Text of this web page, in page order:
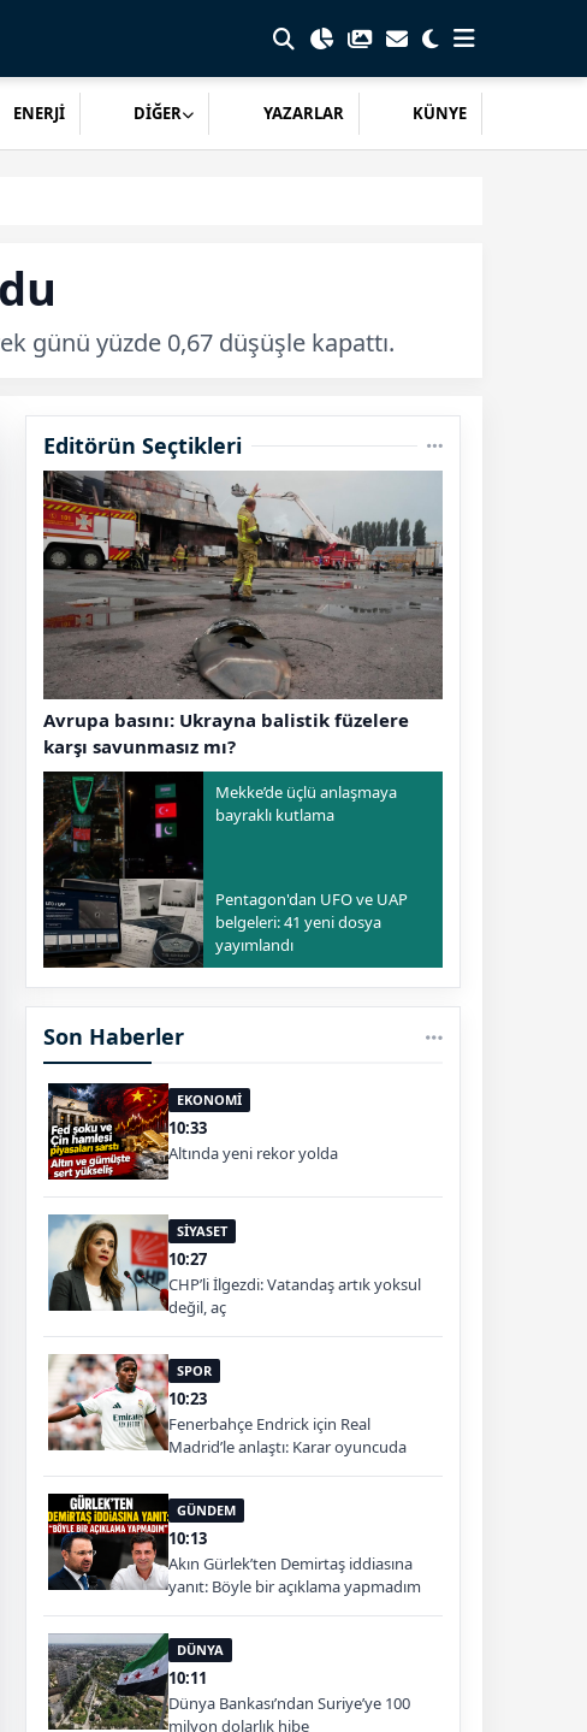
ENERJİ DİĞER YAZARLAR KÜNYE
günü yüzde 0,67 düşüşle kapattı.
Editörün Seçtikleri
Avrupa basını: Ukrayna balistik füzelere
karşı savunmasız mı?
Mekke’de üçlü anlaşmaya
bayraklı kutlama
Pentagon'dan UFO ve UAP
belgeleri: 41 yeni dosya
yayımlandı
Son Haberler
EKONOMİ
10:33
Altında yeni rekor yolda
SİYASET
10:27
CHP’li İlgezdi: Vatandaş artık yoksul
değil, aç
SPOR
10:23
Fenerbahçe Endrick için Real
Madrid’le anlaştı: Karar oyuncuda
GÜNDEM
10:13
Akın Gürlek’ten Demirtaş iddiasına
yanıt: Böyle bir açıklama yapmadım
DÜNYA
10:11
Dünya Bankası’ndan Suriye’ye 100
milyon dolarlık hibe